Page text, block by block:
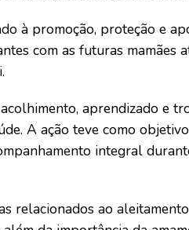
à promoção, proteção e
com as futuras mamães
aprendizado e
A ação teve como
integral
relacionados ao